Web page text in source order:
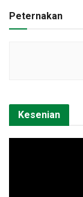
Peternakan
Kesenian